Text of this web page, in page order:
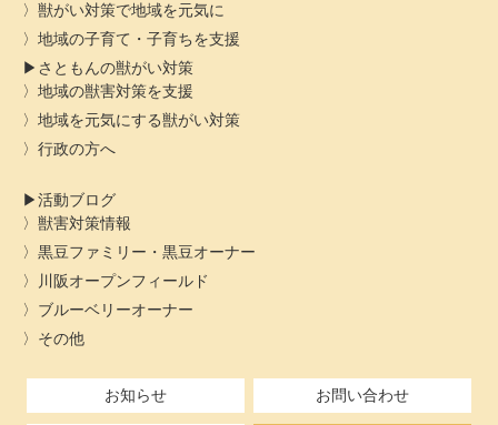
獣がい対策で地域を元気に
地域の子育て・子育ちを支援
さともんの獣がい対策
地域の獣害対策を支援
地域を元気にする獣がい対策
行政の方へ
活動ブログ
獣害対策情報
黒豆ファミリー・黒豆オーナー
川阪オープンフィールド
ブルーベリーオーナー
その他
お知らせ お問い合わせ